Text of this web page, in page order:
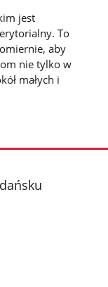
jest
To
aby
nie tylko w
małych i